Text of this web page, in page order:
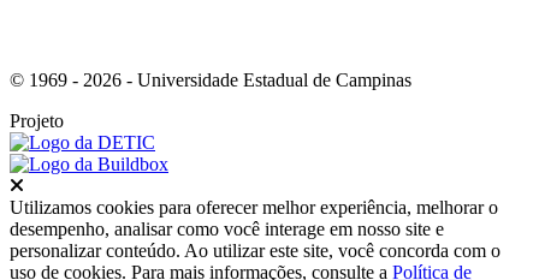
© 1969 - 2026 - Universidade Estadual de Campinas
Projeto
Utilizamos cookies para oferecer melhor experiência, melhorar o
desempenho, analisar como você interage em nosso site e
personalizar conteúdo. Ao utilizar este site, você concorda com o
uso de cookies. Para mais informações, consulte a Política de